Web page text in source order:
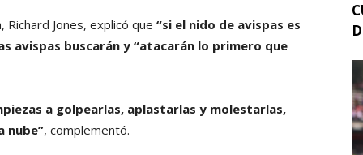
Richard Jones, explicó que “si el nido de avispas es
avispas buscarán y “atacarán lo primero que
a golpearlas, aplastarlas y molestarlas,
nube”, complementó.